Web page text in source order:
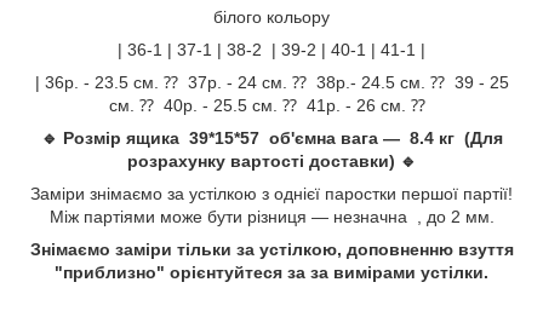
білого кольору
| 36-1 | 37-1 | 38-2 | 39-2 | 40-1 | 41-1 |
| 36р. - 23.5 см. ⁇ 37р. - 24 см. ⁇ 38р.- 24.5 см. ⁇ 39 - 25
см. ⁇ 40р. - 25.5 см. ⁇ 41р. - 26 см. ⁇
🔹 Розмір ящика 39*15*57 об'ємна вага — 8.4 кг (Для
розрахунку вартості доставки) 🔹
Заміри знімаємо за устілкою з однієї паростки першої партії!
Між партіями може бути різниця — незначна , до 2 мм.
Знімаємо заміри тільки за устілкою, доповненню взуття
"приблизно" орієнтуйтеся за за вимірами устілки.